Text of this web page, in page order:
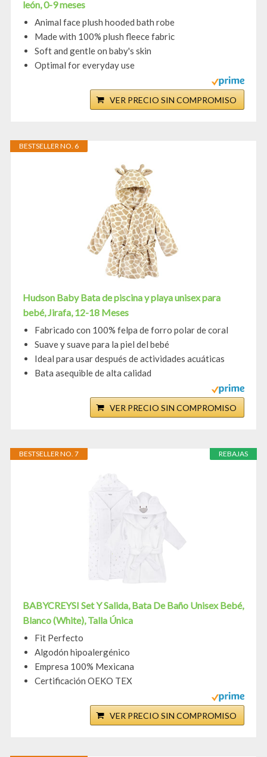
león, 0-9 meses
Animal face plush hooded bath robe
Made with 100% plush fleece fabric
Soft and gentle on baby's skin
Optimal for everyday use
VER PRECIO SIN COMPROMISO
BESTSELLER NO. 6
Hudson Baby Bata de piscina y playa unisex para
bebé, Jirafa, 12-18 Meses
Fabricado con 100% felpa de forro polar de coral
Suave y suave para la piel del bebé
Ideal para usar después de actividades acuáticas
Bata asequible de alta calidad
VER PRECIO SIN COMPROMISO
REBAJAS
BESTSELLER NO. 7
BABYCREYSI Set Y Salida, Bata De Baño Unisex Bebé,
Blanco (White), Talla Única
Fit Perfecto
Algodón hipoalergénico
Empresa 100% Mexicana
Certificación OEKO TEX
VER PRECIO SIN COMPROMISO